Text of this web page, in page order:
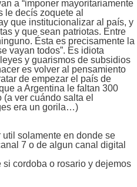
a “imponer mayoritariamente
decís zoquete al
que institucionalizar al país, y
y que sean patriotas. Entre
Ésta es precisamente la
vayan todos”. Es idiota
y guarismos de subsidios
es volver al pensamiento
de empezar el país de
a Argentina le faltan 300
ver cuándo salta el
era un gorila…)
solamente en donde se
7 o de algun canal digital
cordoba o rosario y dejemos